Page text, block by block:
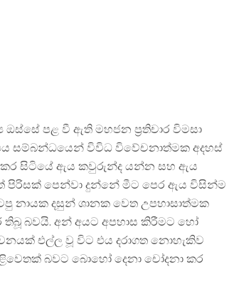
පළ වී ඇති මහජන ප්‍රතිචාර විමසා
සම්බන්ධයෙන් විවිධ විවේචනාත්මක අදහස්
කර සිටියේ ඇය කවුරුන්ද යන්න සහ ඇය
පිරිසක් පෙන්වා දුන්නේ මීට පෙර ඇය විසින්ම
නායක දසුන් ශානක වෙත උපහාසාත්මක
තිබූ බවයි. අන් අයට අපහාස කිරීමට හෝ
එල්ල වූ විට එය දරාගත නොහැකිව
බවට බොහෝ දෙනා චෝදනා කර